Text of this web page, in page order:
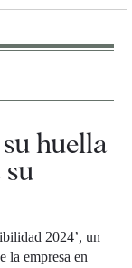
huella
2024’, un
la empresa en